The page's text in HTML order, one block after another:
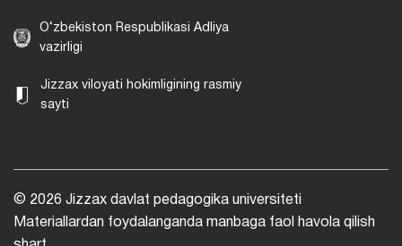
O‘zbekiston Respublikasi Adliya
vazirligi
Jizzax viloyati hokimligining rasmiy
sayti
© 2026 Jizzax davlat pedagogika universiteti
Materiallardan foydalanganda manbaga faol havola qilish